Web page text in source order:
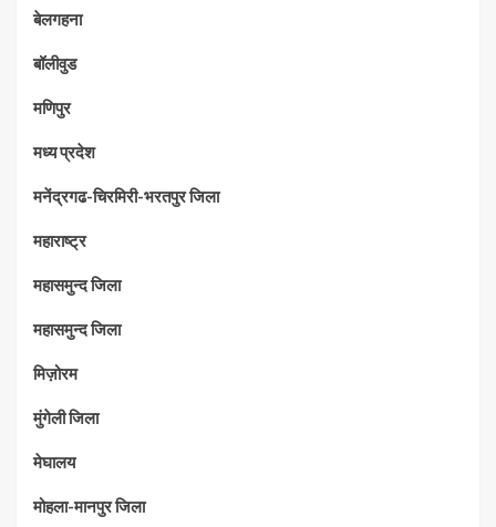
बेलगहना
बॉलीवुड
मणिपुर
मध्‍य प्रदेश
मनेंद्रगढ-चिरमिरी-भरतपुर जिला
महाराष्‍ट्र
महासमुन्द जिला
महासमुन्द जिला
मिज़ोरम
मुंगेली जिला
मेघालय
मोहला-मानपुर जिला